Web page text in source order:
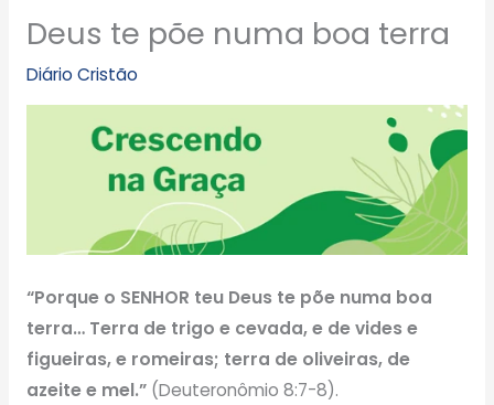
Deus te põe numa boa terra
Diário Cristão
“Porque o SENHOR teu Deus te põe numa boa
terra… Terra de trigo e cevada, e de vides e
figueiras, e romeiras; terra de oliveiras, de
azeite e mel.”(Deuteronômio 8:7-8).